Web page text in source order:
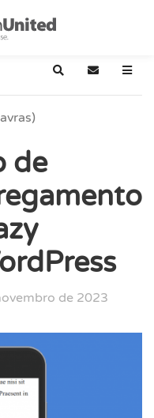
PesquisarInscrever-
de
de 2023